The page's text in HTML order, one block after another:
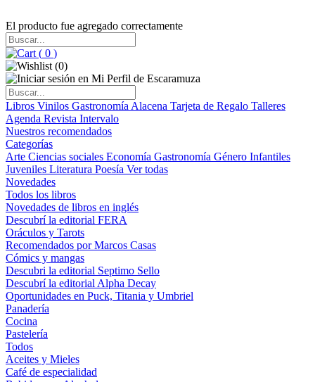
El producto fue agregado correctamente
( 0 )
(0)
Libros Vinilos Gastronomía Alacena Tarjeta de Regalo Talleres
Agenda Revista Intervalo
Nuestros recomendados
Categorías
Arte Ciencias sociales Economía Gastronomía Género Infantiles
Juveniles Literatura Poesía Ver todas
Novedades
Todos los libros
Novedades de libros en inglés
Descubrí la editorial FERA
Oráculos y Tarots
Recomendados por Marcos Casas
Cómics y mangas
Descubri la editorial Septimo Sello
Descubrí la editorial Alpha Decay
Oportunidades en Puck, Titania y Umbriel
Panadería
Cocina
Pastelería
Todos
Aceites y Mieles
Café de especialidad